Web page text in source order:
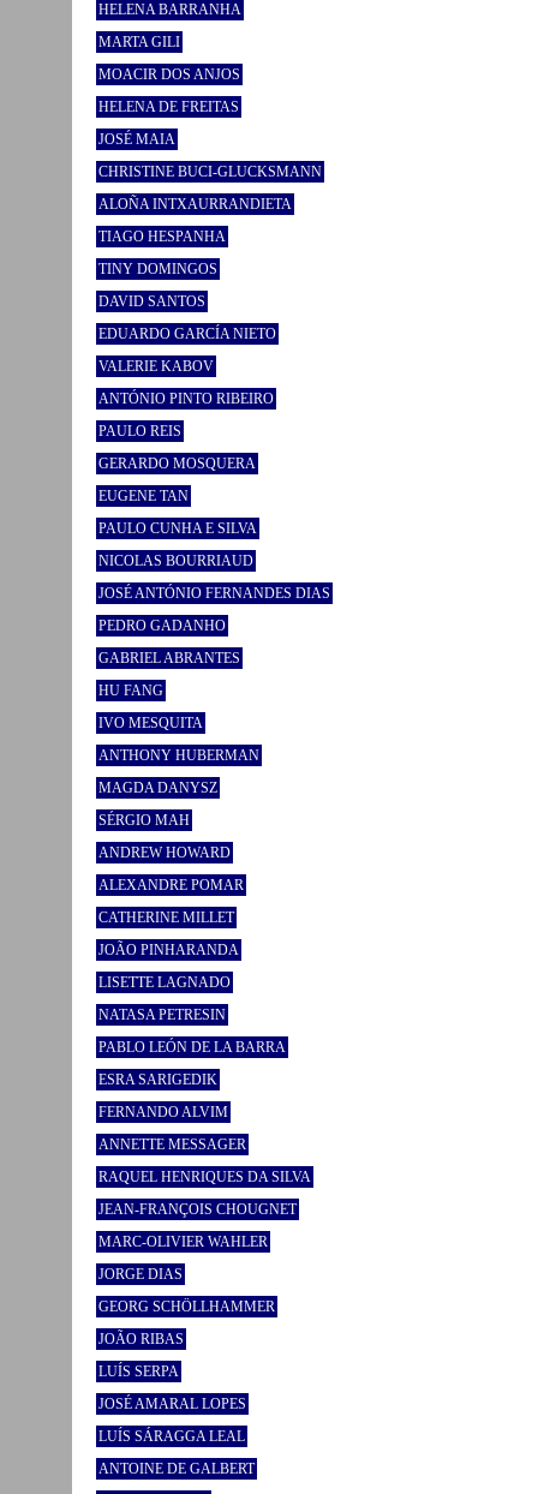
HELENA BARRANHA
MARTA GILI
MOACIR DOS ANJOS
HELENA DE FREITAS
JOSÉ MAIA
CHRISTINE BUCI-GLUCKSMANN
ALOÑA INTXAURRANDIETA
TIAGO HESPANHA
TINY DOMINGOS
DAVID SANTOS
EDUARDO GARCÍA NIETO
VALERIE KABOV
ANTÓNIO PINTO RIBEIRO
PAULO REIS
GERARDO MOSQUERA
EUGENE TAN
PAULO CUNHA E SILVA
NICOLAS BOURRIAUD
JOSÉ ANTÓNIO FERNANDES DIAS
PEDRO GADANHO
GABRIEL ABRANTES
HU FANG
IVO MESQUITA
ANTHONY HUBERMAN
MAGDA DANYSZ
SÉRGIO MAH
ANDREW HOWARD
ALEXANDRE POMAR
CATHERINE MILLET
JOÃO PINHARANDA
LISETTE LAGNADO
NATASA PETRESIN
PABLO LEÓN DE LA BARRA
ESRA SARIGEDIK
FERNANDO ALVIM
ANNETTE MESSAGER
RAQUEL HENRIQUES DA SILVA
JEAN-FRANÇOIS CHOUGNET
MARC-OLIVIER WAHLER
JORGE DIAS
GEORG SCHÖLLHAMMER
JOÃO RIBAS
LUÍS SERPA
JOSÉ AMARAL LOPES
LUÍS SÁRAGGA LEAL
ANTOINE DE GALBERT